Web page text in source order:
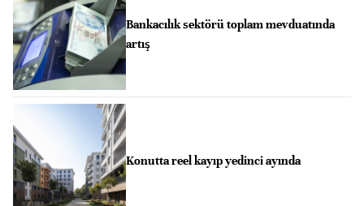
Bankacılık sektörü toplam mevduatında
artış
Konutta reel kayıp yedinci ayında